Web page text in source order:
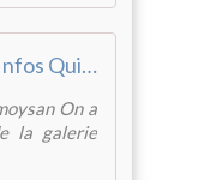
Kermoysan : les atouts du commerce de proximité - Penhars Infos Quimper
On a
la galerie